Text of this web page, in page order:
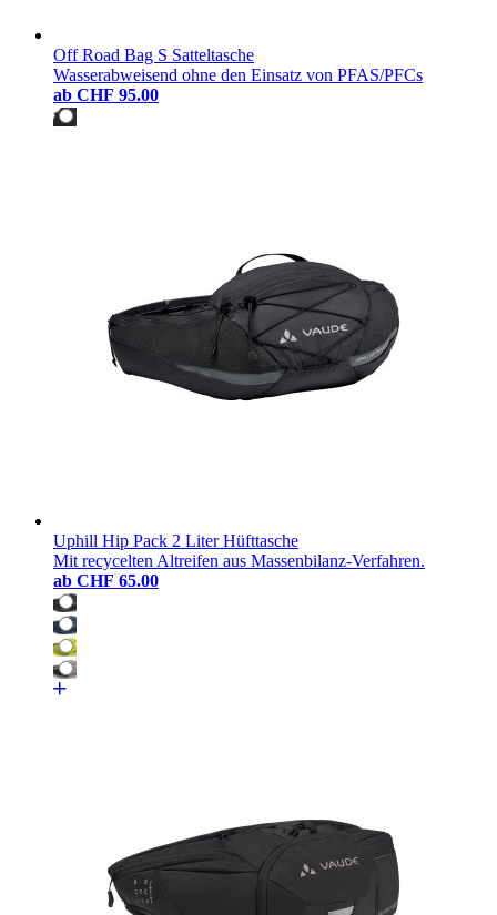
Off Road Bag S Satteltasche
Wasserabweisend ohne den Einsatz von PFAS/PFCs
ab CHF 95.00
Uphill Hip Pack 2 Liter Hüfttasche
Mit recycelten Altreifen aus Massenbilanz-Verfahren.
ab CHF 65.00